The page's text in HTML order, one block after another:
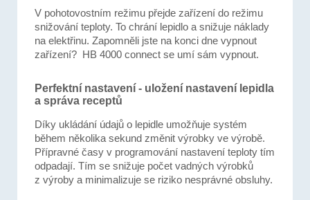
V pohotovostním režimu přejde zařízení do režimu
snižování teploty. To chrání lepidlo a snižuje náklady
na elektřinu. Zapomněli jste na konci dne vypnout
zařízení? HB 4000 connect se umí sám vypnout.
Perfektní nastavení - uložení nastavení lepidla
a správa receptů
Díky ukládání údajů o lepidle umožňuje systém
během několika sekund změnit výrobky ve výrobě.
Přípravné časy v programování nastavení teploty tím
odpadají. Tím se snižuje počet vadných výrobků
z výroby a minimalizuje se riziko nesprávné obsluhy.